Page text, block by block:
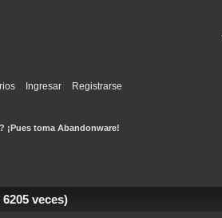
Ingresar Registrarse
¡Pues toma Abandonware!
veces)